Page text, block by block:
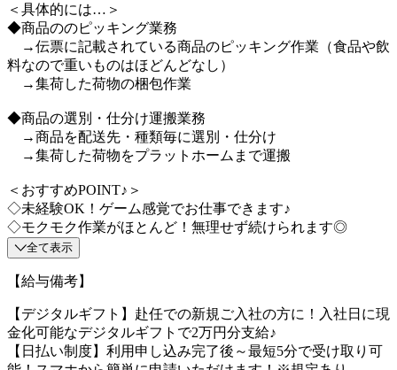
＜具体的には…＞
◆商品ののピッキング業務
→伝票に記載されている商品のピッキング作業（食品や飲
料なので重いものはほどんどなし）
→集荷した荷物の梱包作業
◆商品の選別・仕分け運搬業務
→商品を配送先・種類毎に選別・仕分け
→集荷した荷物をプラットホームまで運搬
＜おすすめPOINT♪＞
◇未経験OK！ゲーム感覚でお仕事できます♪
◇モクモク作業がほとんど！無理せず続けられます◎
全て表示
【給与備考】
【デジタルギフト】赴任での新規ご入社の方に！入社日に現
金化可能なデジタルギフトで2万円分支給♪
【日払い制度】利用申し込み完了後～最短5分で受け取り可